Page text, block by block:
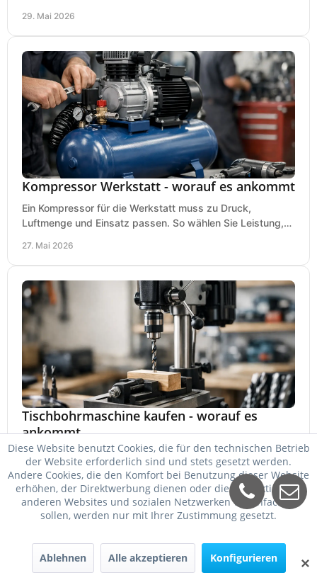
29. Mai 2026
Kompressor Werkstatt - worauf es ankommt
Ein Kompressor für die Werkstatt muss zu Druck,
Luftmenge und Einsatz passen. So wählen Sie Leistung,
27. Mai 2026
Tischbohrmaschine kaufen - worauf es
ankommt
Tischbohrmaschine kaufen: So wählen Sie Leistung,
Bohrfutter, Hub, Drehzahl und Ausstattung passend für
Werkstatt, Betrieb und Hobby aus.
25. Mai 2026
✕
Diese Website benutzt Cookies, die für den technischen Betrieb
der Website erforderlich sind und stets gesetzt werden.
Andere Cookies, die den Komfort bei Benutzung dieser Website
erhöhen, der Direktwerbung dienen oder die Interaktion mit
anderen Websites und sozialen Netzwerken vereinfachen
sollen, werden nur mit Ihrer Zustimmung gesetzt.
Ablehnen Alle akzeptieren Konfigurieren